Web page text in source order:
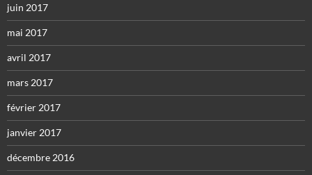
juin 2017
mai 2017
avril 2017
mars 2017
février 2017
janvier 2017
décembre 2016